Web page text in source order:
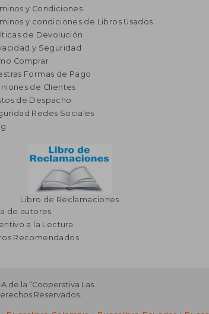
y Condiciones
y condiciones de Libros Usados
de Devolución
y Seguridad
Comprar
Formas de Pago
de Clientes
de Despacho
Redes Sociales
Libro de Reclamaciones
de autores
a la Lectura
Recomendados
A de la “Cooperativa Las
Reservados.